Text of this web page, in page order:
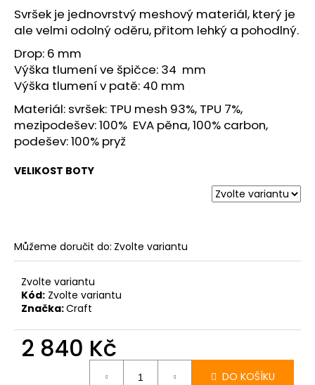
Svršek je jednovrstvý meshový materiál, který je
ale velmi odolný oděru, přitom lehký a pohodlný.
Drop: 6 mm
Výška tlumení ve špičce: 34 mm
Výška tlumení v patě: 40 mm
Materiál: svršek: TPU mesh 93%, TPU 7%,
mezipodešev: 100% EVA pěna, 100% carbon,
podešev: 100% pryž
VELIKOST BOTY
Můžeme doručit do: Zvolte variantu
Zvolte variantu
Kód: Zvolte variantu
Značka:Craft
2 840 Kč
DO KOŠÍKU
BOTY
CRAFT
XPLOR
PRO
-
ORANŽOVÁ
156
Kč